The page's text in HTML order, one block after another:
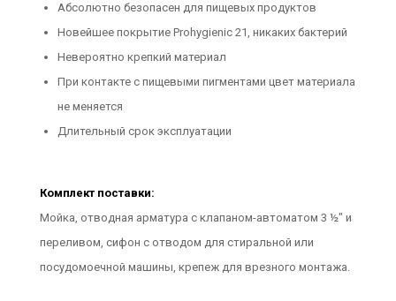
Абсолютно безопасен для пищевых продуктов
Новейшее покрытие Prohygienic 21, никаких бактерий
Невероятно крепкий материал
При контакте с пищевыми пигментами цвет материала
не меняется
Длительный срок эксплуатации
Комплект поставки:
Мойка, отводная арматура с клапаном-автоматом 3 ½" и
переливом, сифон с отводом для стиральной или
посудомоечной машины, крепеж для врезного монтажа.